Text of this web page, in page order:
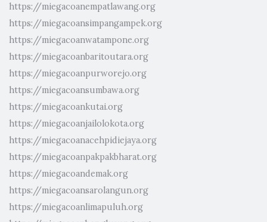
https://miegacoanempatlawang.org
https://miegacoansimpangampek.org
https://miegacoanwatampone.org
https://miegacoanbaritoutara.org
https://miegacoanpurworejo.org
https://miegacoansumbawa.org
https://miegacoankutai.org
https://miegacoanjailolokota.org
https://miegacoanacehpidiejaya.org
https://miegacoanpakpakbharat.org
https://miegacoandemak.org
https://miegacoansarolangun.org
https://miegacoanlimapuluh.org